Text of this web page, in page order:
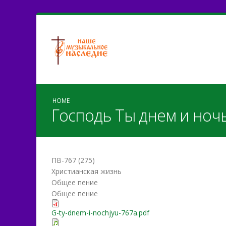
HOME
Господь Ты днем и
ПВ-767 (275)
Христианская жизнь
Общее пение
Общее пение
G-ty-dnem-i-nochjyu-767a.pdf